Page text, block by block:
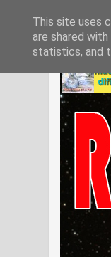
This site uses
are shared
statistics, and